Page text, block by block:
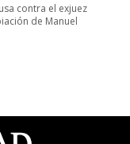
contra el exjuez
de Manuel